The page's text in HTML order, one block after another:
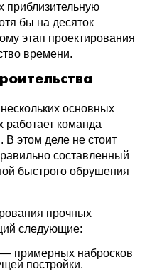
приблизительную
бы на десяток
этап проектирования
времени.
основных
команда
этом деле не стоит
составленный
быстрого обрушения
прочных
следующие:
— примерных набросков
постройки.